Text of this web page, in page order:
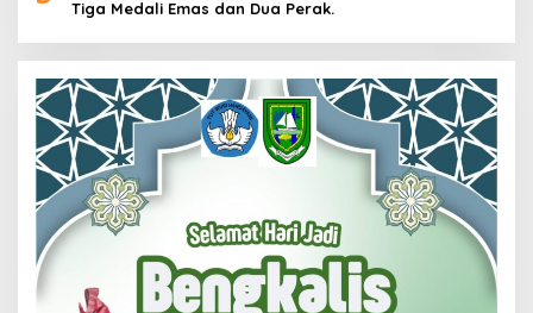
Tiga Medali Emas dan Dua Perak.